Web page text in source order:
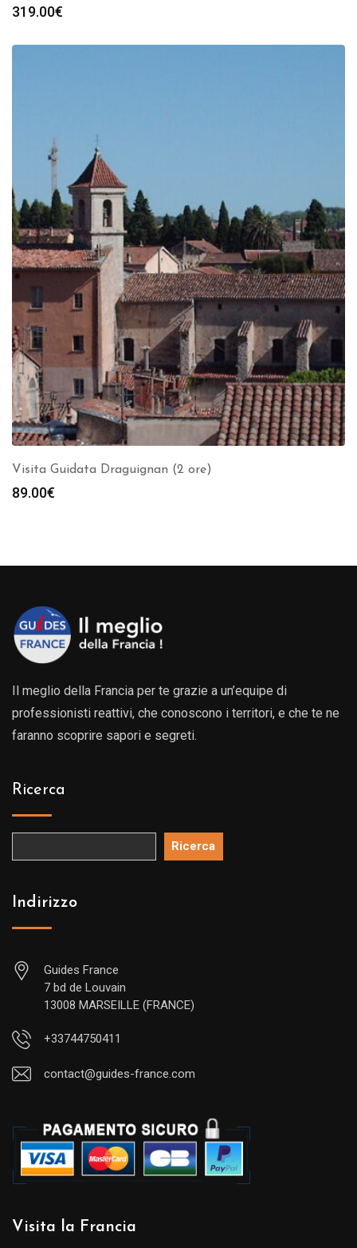
319.00€
Visita Guidata Draguignan (2 ore)
89.00€
Il meglio della Francia per te grazie a un’equipe di
professionisti reattivi, che conoscono i territori, e che te ne
faranno scoprire sapori e segreti.
Ricerca
Ricerca
Indirizzo
Guides France
7 bd de Louvain
13008 MARSEILLE (FRANCE)
+33744750411
contact@guides-france.com
Visita la Francia